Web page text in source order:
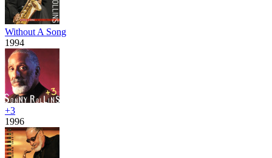
Without A Song
1994
+3
1996